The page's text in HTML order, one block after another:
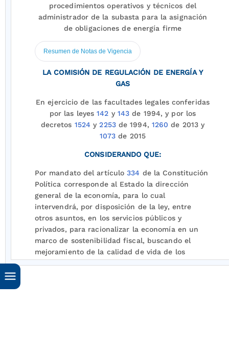
procedimientos operativos y técnicos del
administrador de la subasta para la asignación
de obligaciones de energía firme
Resumen de Notas de Vigencia
LA COMISIÓN DE REGULACIÓN DE ENERGÍA Y
GAS
En ejercicio de las facultades legales conferidas
por las leyes142 y 143 de 1994, y por los
decretos 1524 y2253de 1994, 1260 de 2013 y
1073 de 2015
CONSIDERANDO QUE:
Por mandato del artículo334 de la Constitución
Política corresponde al Estado la dirección
general de la economía, para lo cual
intervendrá, por disposición de la ley, entre
otros asuntos, en los servicios públicos y
privados, para racionalizar la economía en un
marco de sostenibilidad fiscal, buscando el
mejoramiento de la calidad de vida de los